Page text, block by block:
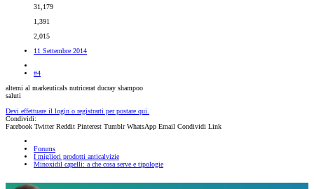
31,179
1,391
2,015
11 Settembre 2014
#4
alterni al markeuticals nutricerat ducray shampoo
saluti
Devi effettuare il login o registrarti per postare qui.
Condividi:
Facebook Twitter Reddit Pinterest Tumblr WhatsApp Email Condividi Link
Forums
I migliori prodotti anticalvizie
Minoxidil capelli: a che cosa serve e tipologie